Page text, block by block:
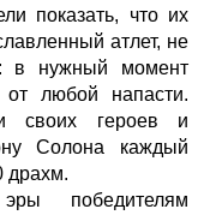
показать, что их
атлет, не
в нужный момент
от любой напасти.
своих героев и
Солона каждый
драхм.
победителям